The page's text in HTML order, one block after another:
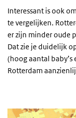
Interessant is ook
te vergelijken.
er zijn minder oude
Dat zie je duidelijk
(hoog aantal
Rotterdam